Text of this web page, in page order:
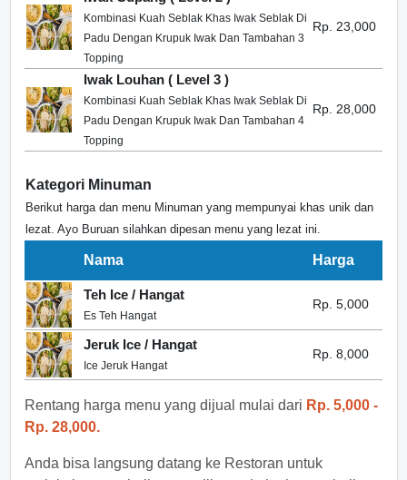
Kombinasi Kuah Seblak Khas Iwak Seblak Di
Padu Dengan Krupuk Iwak Dan Tambahan 3
Topping
Rp. 23,000
Iwak Louhan ( Level 3 )
Kombinasi Kuah Seblak Khas Iwak Seblak Di
Padu Dengan Krupuk Iwak Dan Tambahan 4
Topping
Rp. 28,000
Kategori Minuman
Berikut harga dan menu Minuman yang mempunyai khas unik dan
lezat. Ayo Buruan silahkan dipesan menu yang lezat ini.
Nama Harga
Teh Ice / Hangat
Es Teh Hangat
Rp. 5,000
Jeruk Ice / Hangat
Ice Jeruk Hangat
Rp. 8,000
Rentang harga menu yang dijual mulai dari Rp. 5,000 -
Rp. 28,000.
Anda bisa langsung datang ke Restoran untuk